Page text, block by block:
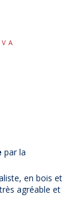
par la
en bois et
agréable et